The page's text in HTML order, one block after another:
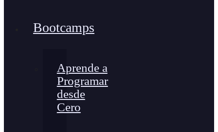
Bootcamps
Aprende a
Programar
desde
Cero